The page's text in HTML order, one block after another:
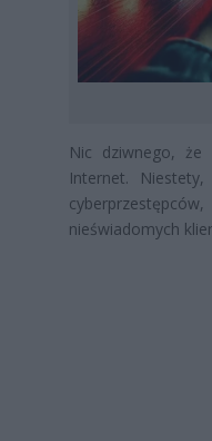
Nic dziwnego, że
Internet.
nieświadomych